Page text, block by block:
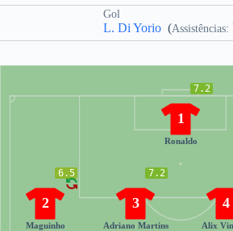
Gol
L. Di Yorio (Assistências:
7.2
1
Ronaldo
4
Alix
7.2
3
Adriano Martins
6.5
2
Maguinho